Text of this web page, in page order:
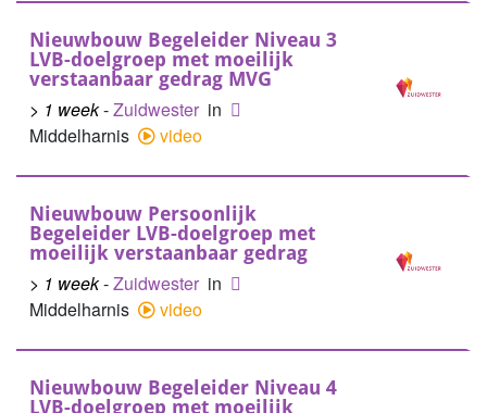
Nieuwbouw Begeleider Niveau 3
LVB-doelgroep met moeilijk
verstaanbaar gedrag MVG
> 1 week-Zuidwester in
Middelharnis
video
Nieuwbouw Persoonlijk
Begeleider LVB-doelgroep met
moeilijk verstaanbaar gedrag
> 1 week-Zuidwester in
Middelharnis
video
Nieuwbouw Begeleider Niveau 4
LVB-doelgroep met moeilijk